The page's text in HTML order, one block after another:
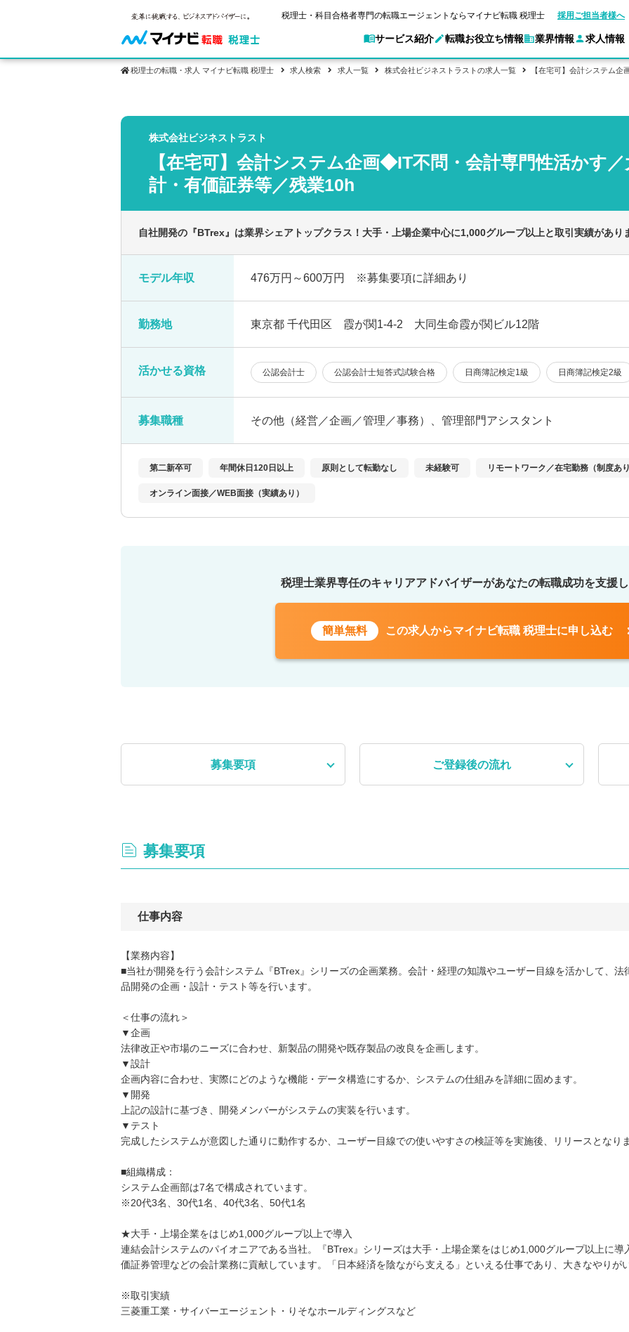
税理士・科目合格者専門の転職エージェントならマイナビ転職 税理士 採用ご担当者様へ
サービス紹介
サービス紹介
マイナビ転職 税理士とは？ ご利用ガイド
キ
転職成功事例
非公開求人とは？
ご
よくあるご質問
転職お役立ち情報
転職お役立ち情報
ご状況別転職ガイド
年齢別転職ポイント
はじめての転職の方へ
2回目以降の転職の方へ
科目合格者の転職
転職活動お役
年収診断
業界情報
業界情報
税理士試験情報
受験資格・申し込み手順
試験科目の一覧と概要
税理士試験合格後の流れ
企業情報
求人情報
求人情報
保有資格別求人情報
税理士の転職
税理士科目合格の転職
業界別求人情報
会計事務所・税理士法人への転職
税理士の転職・求人 マイナビ転職 税理士 求人検索 求人一覧 株式会社ビジネストラストの求人一覧 【在宅可】会計システム
株式会社ビジネストラスト
【在宅可】会計システム企画◆IT不問・会計専門性活かす
計・有価証券等／残業10h
自社開発の『BTrex』は業界シェアトップクラス！大手・上場企業中心に1,000グループ以上と取引実績があり
モデル年収 476万円～600万円 ※募集要項に詳細あり
勤務地 東京都 千代田区 霞が関1-4-2 大同生命霞が関ビル12階
活かせる資格 公認会計士 公認会計士短答式試験合格 日商簿記検定1級 日商簿記検定2級
募集職種 その他（経営／企画／管理／事務）、管理部門アシスタント
第二新卒可 年間休日120日以上 原則として転勤なし 未経験可 リモートワーク／在宅勤務（制度あ
オンライン面接／WEB面接（実績あり）
税理士業界専任のキャリアアドバイザーがあなたの転職成功を支援
簡単無料 この求人からマイナビ転職 税理士に申し込む
募集要項 ご登録後の流れ
募集要項
仕事内容
【業務内容】
■当社が開発を行う会計システム『BTrex』シリーズの企画業務。会計・経理の知識やユーザー目線を活かして、
品開発の企画・設計・テスト等を行います。
＜仕事の流れ＞
▼企画
法律改正や市場のニーズに合わせ、新製品の開発や既存製品の改良を企画します。
▼設計
企画内容に合わせ、実際にどのような機能・データ構造にするか、システムの仕組みを詳細に固めます。
▼開発
上記の設計に基づき、開発メンバーがシステムの実装を行います。
▼テスト
完成したシステムが意図した通りに動作するか、ユーザー目線での使いやすさの検証等を実施後、リリースとなり
■組織構成：
システム企画部は7名で構成されています。
※20代3名、30代1名、40代3名、50代1名
★大手・上場企業をはじめ1,000グループ以上で導入
連結会計システムのパイオニアである当社。『BTrex』シリーズは大手・上場企業をはじめ1,000グループ以上に
価証券管理などの会計業務に貢献しています。「日本経済を陰ながら支える」といえる仕事であり、大きなやりが
※取引実績
三菱重工業・サイバーエージェント・りそなホールディングスなど